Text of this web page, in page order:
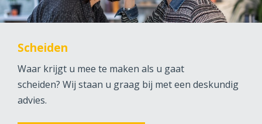
Scheiden
Waar krijgt u mee te maken als u gaat
scheiden? Wij staan u graag bij met een deskundig
advies.